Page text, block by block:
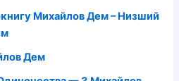
Михайлов Дем – Низший
Дем